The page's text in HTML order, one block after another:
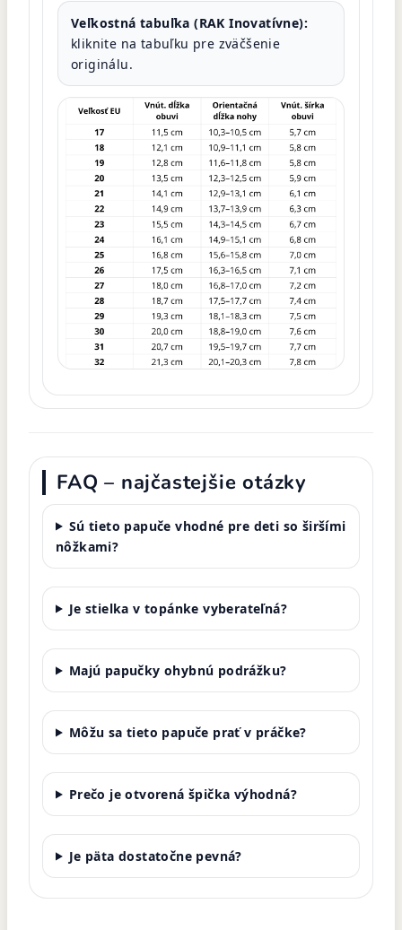
Veľkostná tabuľka (RAK Inovatívne):
kliknite na tabuľku pre zväčšenie
originálu.
FAQ – najčastejšie otázky
Sú tieto papuče vhodné pre deti so širšími
nôžkami?
Je stielka v topánke vyberateľná?
Majú papučky ohybnú podrážku?
Môžu sa tieto papuče prať v práčke?
Prečo je otvorená špička výhodná?
Je päta dostatočne pevná?